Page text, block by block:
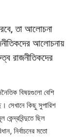
তা আলোচনা
আলোচনায়
রাজনীতিকদের
বিষয়গুলো বেশি
সেখানে কিছু সুপারিশ
ছিল
নির্বাচনের মতো